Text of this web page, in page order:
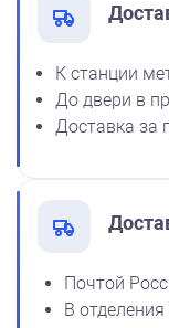
Печать Да
К станции
До двери в
Доставка за
Почтой
В